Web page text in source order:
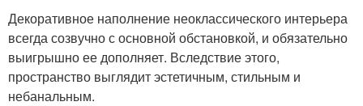
Декоративное наполнение неоклассического интерьера
всегда созвучно с основной обстановкой, и обязательно
выигрышно ее дополняет. Вследствие этого,
пространство выглядит эстетичным, стильным и
небанальным.